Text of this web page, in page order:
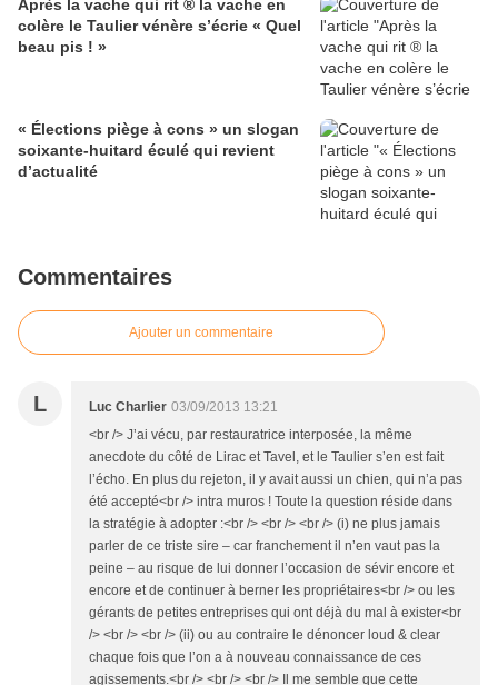
Après la vache qui rit ® la vache en
colère le Taulier vénère s’écrie « Quel
beau pis ! »
« Élections piège à cons » un slogan
soixante-huitard éculé qui revient
d’actualité
Commentaires
Ajouter un commentaire
L Luc Charlier 03/09/2013 13:21
<br /> J’ai vécu, par restauratrice interposée, la même
anecdote du côté de Lirac et Tavel, et le Taulier s’en est fait
l’écho. En plus du rejeton, il y avait aussi un chien, qui n’a pas
été accepté<br /> intra muros ! Toute la question réside dans
la stratégie à adopter :<br /> <br /> <br /> (i) ne plus jamais
parler de ce triste sire – car franchement il n’en vaut pas la
peine – au risque de lui donner l’occasion de sévir encore et
encore et de continuer à berner les propriétaires<br /> ou les
gérants de petites entreprises qui ont déjà du mal à exister<br
/> <br /> <br /> (ii) ou au contraire le dénoncer loud & clear
chaque fois que l’on a à nouveau connaissance de ces
agissements.<br /> <br /> <br /> Il me semble que cette